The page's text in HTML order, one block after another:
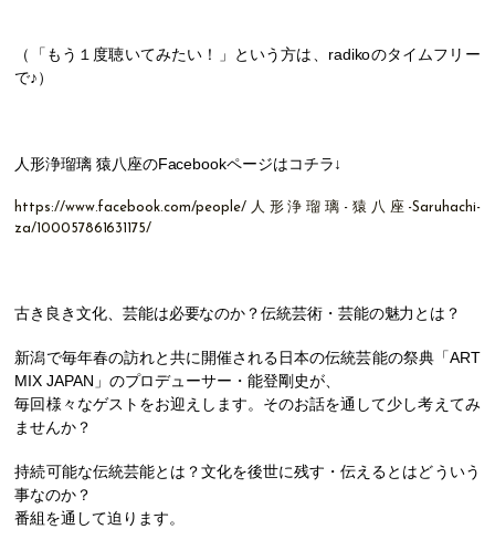
（「もう１度聴いてみたい！」という方は、radikoのタイムフリー
で♪）
人形浄瑠璃 猿八座のFacebookページはコチラ↓
https://www.facebook.com/people/人形浄瑠璃-猿八座-Saruhachi-
za/100057861631175/
古き良き文化、芸能は必要なのか？伝統芸術・芸能の魅力とは？
新潟で毎年春の訪れと共に開催される日本の伝統芸能の祭典「ART
MIX JAPAN」のプロデューサー・能登剛史が、
毎回様々なゲストをお迎えします。そのお話を通して少し考えてみ
ませんか？
持続可能な伝統芸能とは？文化を後世に残す・伝えるとはどういう
事なのか？
番組を通して迫ります。